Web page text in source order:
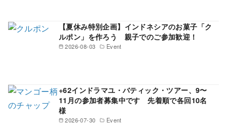
2026-08-03 Event
【夏休み特別企画】インドネシアのお菓子「ク
ルポン」を作ろう 親子でのご参加歓迎！
2026-07-30 Event
+62インドラマユ・バティック・ツアー、9〜
11月の参加者募集中です 先着順で各回10名
様